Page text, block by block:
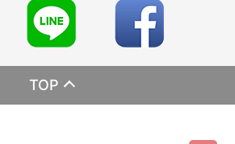
店舗(TOKYO、YOKOHAMA、HAKATA、
ベント会場、海外等で販売する場合がご
ださい）】
TOP